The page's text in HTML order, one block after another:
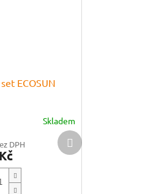
ECOSUN
Skladem
DPH
Další
produkt